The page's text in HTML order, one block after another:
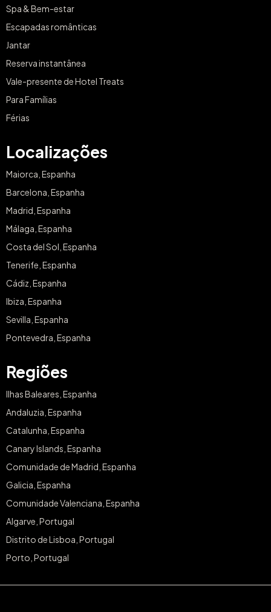
Spa & Bem-estar
Escapadas românticas
Jantar
Reserva instantânea
Vale-presente de Hotel Treats
Para Famílias
Férias
Localizações
Maiorca, Espanha
Barcelona, Espanha
Madrid, Espanha
Málaga, Espanha
Costa del Sol, Espanha
Tenerife, Espanha
Cádiz, Espanha
Ibiza, Espanha
Sevilla, Espanha
Pontevedra, Espanha
Regiões
Ilhas Baleares, Espanha
Andaluzia, Espanha
Catalunha, Espanha
Canary Islands, Espanha
Comunidade de Madrid, Espanha
Galicia, Espanha
Comunidade Valenciana, Espanha
Algarve, Portugal
Distrito de Lisboa, Portugal
Porto, Portugal